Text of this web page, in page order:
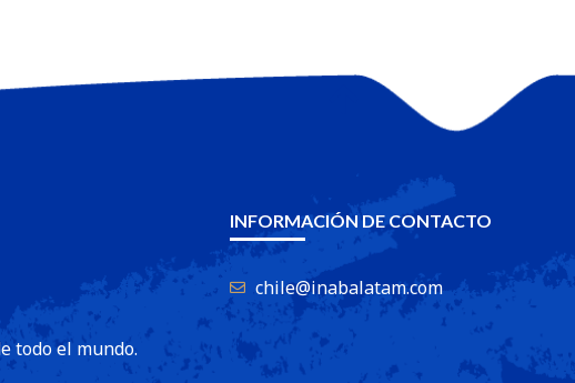
todo el mundo.
INFORMACIÓN DE CONTACTO
chile@inabalatam.com